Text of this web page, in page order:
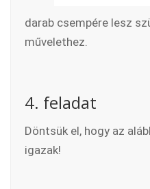
darab csempére lesz
művelethez.
4. feladat
Döntsük el, hogy az
igazak!